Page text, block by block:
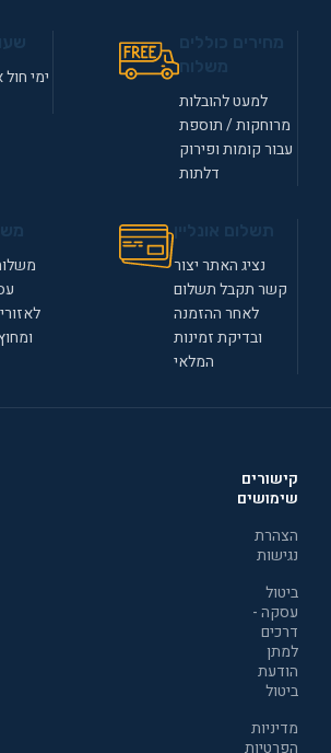
למעט להובלות
מרוחקות / תוספת
עבור קומות ופירוק
דלתות
נציג האתר יצור
קשר תקבל תשלום
לאחר ההזמנה
ובדיקת זמינות
המלאי
קישורים
שימושים
הצהרת
נגישות
ביטול
עסקה -
דרכים
למתן
הודעת
ביטול
מדיניות
הפרטיות